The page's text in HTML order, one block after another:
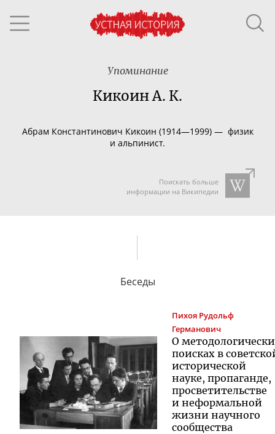
Упоминание
Кикоин А. К.
Абрам Константинович Кикоин (1914—1999) —физик
и альпинист.
Поискать больше
информации на Википедии
Беседы
Пихоя Рудольф
Германович
О
поисках в
исторической
науке, пропаганде,
просветительстве
и неформальной
жизни научного
сообщества